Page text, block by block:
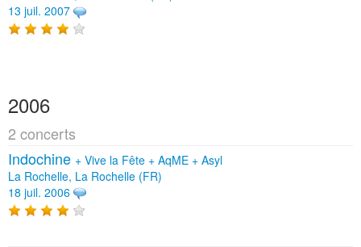
13 juil. 2007
2006
2 concerts
Indochine + Vive la Fête + AqME + Asyl
La Rochelle, La Rochelle (FR)
18 juil. 2006